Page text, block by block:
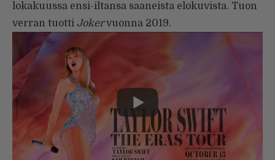
lokakuussa ensi-iltansa saaneista elokuvista. Tuon
verran tuotti Jokervuonna 2019.